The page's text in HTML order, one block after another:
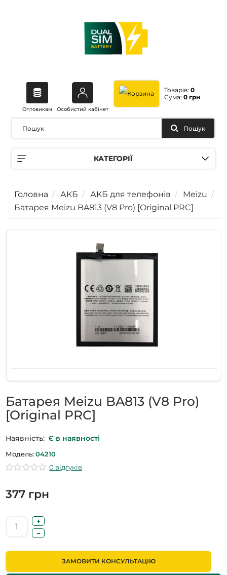
Оптовикам Особистий кабінет
Товарів: 0
Сума: 0 грн
КАТЕГОРІЇ
Пошук
Головна АКБ АКБ для телефонів
Meizu
Батарея Meizu BA813 (V8 Pro) [Original PRC]
Батарея Meizu BA813 (V8 Pro)
[Original PRC]
Наявність: Є в наявності
Модель: 04210
0 відгуків
377 грн
ЗАМОВИТИ КОНСУЛЬТАЦІЮ